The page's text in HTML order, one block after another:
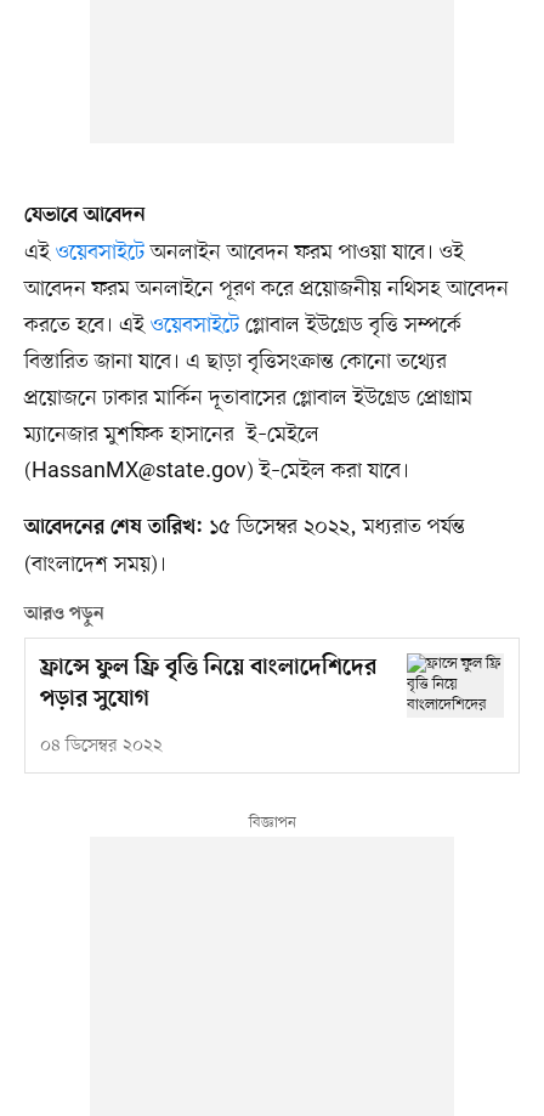
যেভাবে আবেদন
এই ওয়েবসাইটেঅনলাইন আবেদন ফরম পাওয়া যাবে। ওই
আবেদন ফরম অনলাইনে পূরণ করে প্রয়োজনীয় নথিসহ আবেদন
করতে হবে। এই ওয়েবসাইটেগ্লোবাল ইউগ্রেড বৃত্তি সম্পর্কে
বিস্তারিত জানা যাবে। এ ছাড়া বৃত্তিসংক্রান্ত কোনো তথ্যের
প্রয়োজনে ঢাকার মার্কিন দূতাবাসের গ্লোবাল ইউগ্রেড প্রোগ্রাম
ম্যানেজার মুশফিক হাসানের ই–মেইলে
(HassanMX@state.gov) ই–মেইল করা যাবে।
আবেদনের শেষ তারিখ: ১৫ ডিসেম্বর ২০২২, মধ্যরাত পর্যন্ত
(বাংলাদেশ সময়)।
আরও পড়ুন
ফ্রান্সে ফুল ফ্রি বৃত্তি নিয়ে বাংলাদেশিদের
পড়ার সুযোগ
০৪ ডিসেম্বর ২০২২